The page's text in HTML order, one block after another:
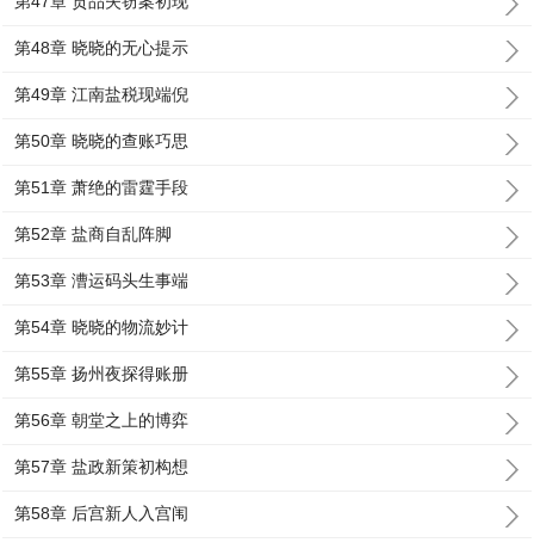
第48章 晓晓的无心提示
第49章 江南盐税现端倪
第50章 晓晓的查账巧思
第51章 萧绝的雷霆手段
第52章 盐商自乱阵脚
第53章 漕运码头生事端
第54章 晓晓的物流妙计
第55章 扬州夜探得账册
第56章 朝堂之上的博弈
第57章 盐政新策初构想
第58章 后宫新人入宫闱